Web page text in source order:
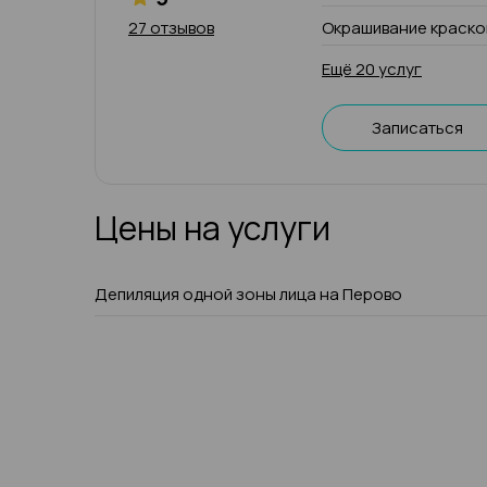
27 отзывов
Окрашивание
Ещё 20 услуг
Записаться
Цены на услуги
Депиляция одной зоны лица на Перово